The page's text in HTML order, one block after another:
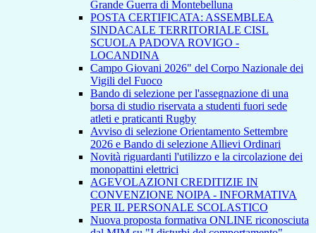
Grande Guerra di Montebelluna
POSTA CERTIFICATA: ASSEMBLEA
SINDACALE TERRITORIALE CISL
SCUOLA PADOVA ROVIGO -
LOCANDINA
Campo Giovani 2026" del Corpo Nazionale dei
Vigili del Fuoco
Bando di selezione per l'assegnazione di una
borsa di studio riservata a studenti fuori sede
atleti e praticanti Rugby
Avviso di selezione Orientamento Settembre
2026 e Bando di selezione Allievi Ordinari
Novità riguardanti l'utilizzo e la circolazione dei
monopattini elettrici
AGEVOLAZIONI CREDITIZIE IN
CONVENZIONE NOIPA - INFORMATIVA
PER IL PERSONALE SCOLASTICO
Nuova proposta formativa ONLINE riconosciuta